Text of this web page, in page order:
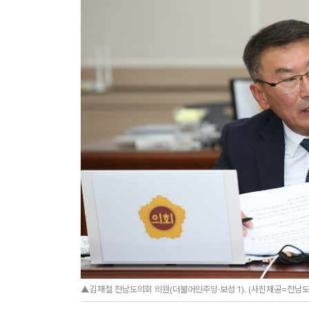
▲김재철 전남도의회 의원(더불어민주당·보성 1). (사진제공=전남